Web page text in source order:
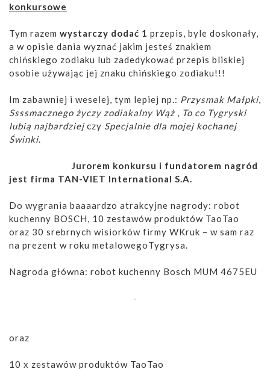
konkursowe
Tym razem wystarczy dodać 1 przepis, byle doskonały,
a w opisie dania wyznać jakim jesteś znakiem
chińskiego zodiaku lub zadedykować przepis bliskiej
osobie używając jej znaku chińskiego zodiaku!!!
Im zabawniej i weselej, tym lepiej np.: Przysmak Małpki,
Ssssmacznego życzy zodiakalny Wąż, To co Tygryski
lubią najbardziejczy Specjalnie dla mojej kochanej
Świnki.
Jurorem konkursu i fundatorem nagród
jest firma TAN-VIET International S.A.
Do wygrania baaaardzo atrakcyjne nagrody: robot
kuchenny BOSCH, 10 zestawów produktów TaoTao
oraz 30 srebrnych wisiorków firmy WKruk – w sam raz
na prezent w roku metalowegoTygrysa.
Nagroda główna: robot kuchenny Bosch MUM 4675EU
oraz
10 x zestawów produktów TaoTao